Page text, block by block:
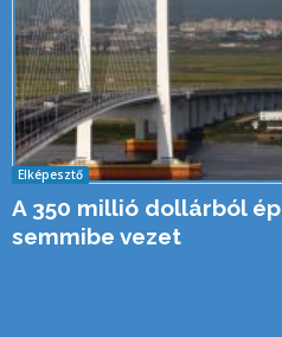
Elképesztő
A 350 millió dollárból
semmibe vezet